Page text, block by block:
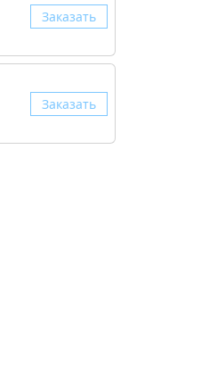
Заказать
Заказать